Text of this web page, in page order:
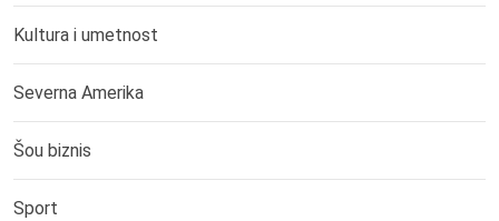
Kultura i umetnost
Severna Amerika
Šou biznis
Sport